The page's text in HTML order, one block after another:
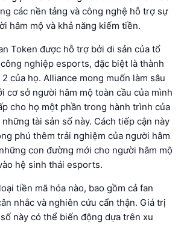
các nền tảng và công nghệ hỗ trợ sự
hâm mộ và khả năng kiếm tiền.
Token được hỗ trợ bởi di sản của tổ
nghiệp esports, đặc biệt là thành
của họ. Alliance mong muốn làm sâu
cơ sở người hâm mộ toàn cầu của mình
cho họ một phần trong hành trình của
tài sản số này. Cách tiếp cận này
phú thêm trải nghiệm của người hâm
con đường mới cho người hâm mộ
hệ sinh thái esports.
tiền mã hóa nào, bao gồm cả fan
nhắc và nghiên cứu cẩn thận. Giá trị
này có thể biến động dựa trên xu